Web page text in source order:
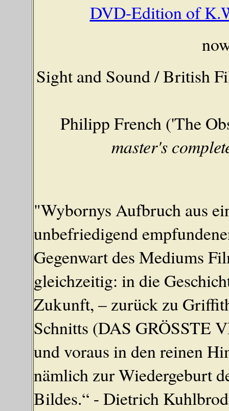
DVD-Edition of
Sight and Sound / British
Philipp French ('The
master's
"Wybornys Aufbruch aus
unbefriedigend
Gegenwart des Mediums
gleichzeitig: in die
Zukunft, – zurück zu
Schnitts (DAS GRÖSSTE
und voraus in den reinen
nämlich zur Wiedergeburt
Bildes.“ - Dietrich